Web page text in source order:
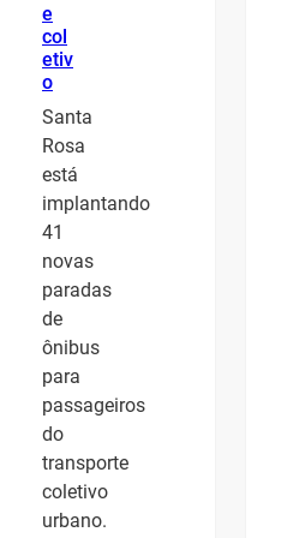
e
col
etiv
o
Santa
Rosa
está
implantando
41
novas
paradas
de
ônibus
para
passageiros
do
transporte
coletivo
urbano.